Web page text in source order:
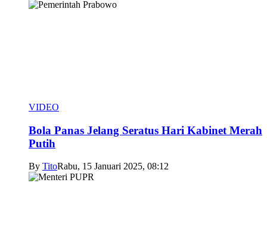
VIDEO
Bola Panas Jelang Seratus Hari Kabinet Merah
Putih
By TitoRabu, 15 Januari 2025, 08:12